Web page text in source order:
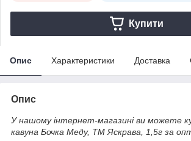
Купити
Опис Характеристики Доставка
Опис
У нашому інтернет-магазині ви можете
кавуна Бочка Меду, ТМ Яскрава, 1,5г за